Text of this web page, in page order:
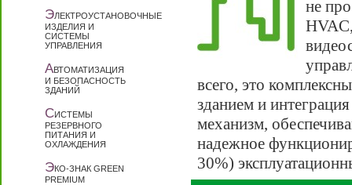
ЭЛЕКТРОУСТАНОВОЧНЫЕ
ИЗДЕЛИЯ И
СИСТЕМЫ
УПРАВЛЕНИЯ
АВТОМАТИЗАЦИЯ
И БЕЗОПАСНОСТЬ
ЗДАНИЙ
СИСТЕМЫ
РЕЗЕРВНОГО
ПИТАНИЯ И
ОХЛАЖДЕНИЯ
ЭКО-ЗНАК GREEN
PREMIUM
не
всего, это
зданием и
механизм,
надежное
30%)